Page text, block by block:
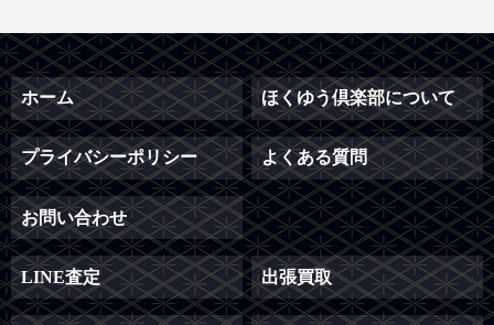
ホーム ほくゆう倶楽部について
プライバシーポリシー よくある質問
お問い合わせ
LINE査定 出張買取